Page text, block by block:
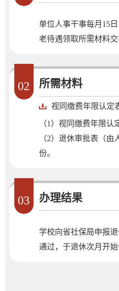
单位人事干事每月15
老待遇领取所需材料交
02 所需材料
视同缴费年限认定
（1）视同缴费年限认
（2）退休审批表（
份。
03 办理结果
学校向省社保局申报
通过，于退休次月开始